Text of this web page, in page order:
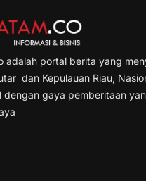
adalah portal berita yang
dan Kepulauan Riau,
dengan gaya pemberitaan